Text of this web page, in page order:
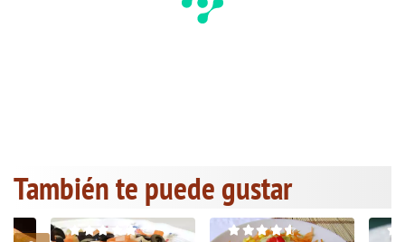
También te puede gustar